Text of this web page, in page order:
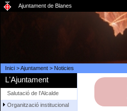
Ajuntament de Blanes
Inici>Ajuntament> Noticies
L'Ajuntament
Salutació de l'Alcalde
Organització institucional